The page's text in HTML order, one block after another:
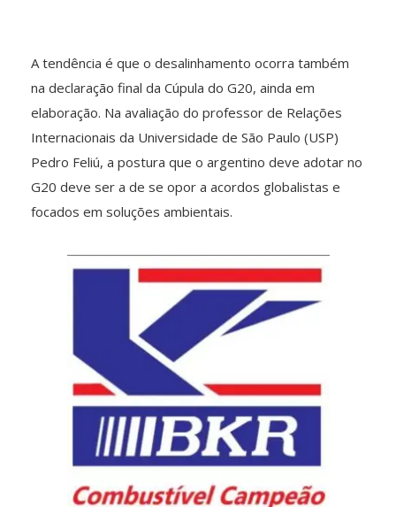
A tendência é que o desalinhamento ocorra também
na declaração final da Cúpula do G20, ainda em
elaboração. Na avaliação do professor de Relações
Internacionais da Universidade de São Paulo (USP)
Pedro Feliú, a postura que o argentino deve adotar no
G20 deve ser a de se opor a acordos globalistas e
focados em soluções ambientais.